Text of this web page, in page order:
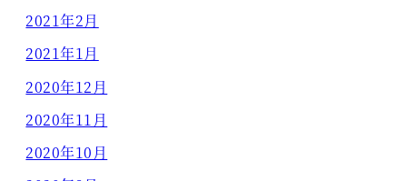
2021年2月
2021年1月
2020年12月
2020年11月
2020年10月